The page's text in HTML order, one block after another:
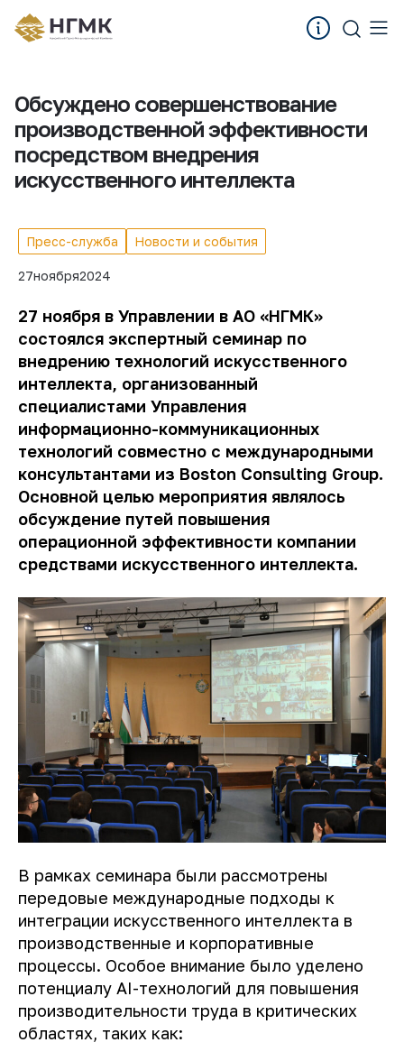
Обсуждено совершенствование
производственной эффективности
посредством внедрения
искусственного интеллекта
Пресс-служба Новости и события
27ноября2024
27 ноября в Управлении в АО «НГМК»
состоялся экспертный семинар по
внедрению технологий искусственного
интеллекта, организованный
специалистами Управления
информационно-коммуникационных
технологий совместно с международными
консультантами из Boston Consulting Group.
Основной целью мероприятия являлось
обсуждение путей повышения
операционной эффективности компании
средствами искусственного интеллекта.
В рамках семинара были рассмотрены
передовые международные подходы к
интеграции искусственного интеллекта в
производственные и корпоративные
процессы. Особое внимание было уделено
потенциалу AI-технологий для повышения
производительности труда в критических
областях, таких как: